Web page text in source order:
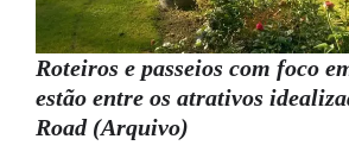
Roteiros e passeios com foco
estão entre os atrativos
Road (Arquivo)